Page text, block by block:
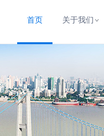
首页 关于我们